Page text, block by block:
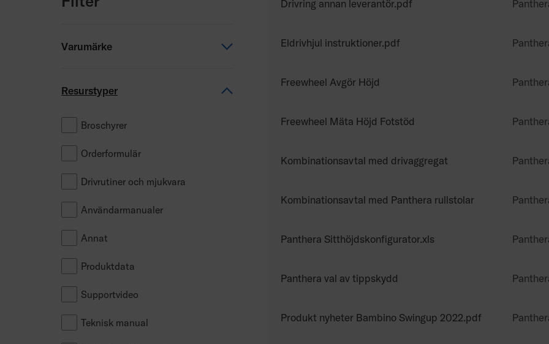
Varumärke
Resurstyper
Broschyrer
Orderformulär
Drivrutiner och mjukvara
Användarmanualer
Annat
Produktdata
Supportvideo
Teknisk manual
Drivring annan leverantör.pdf
Eldrivhjul instruktioner.pdf
Freewheel Avgör Höjd
Freewheel Mäta Höjd Fotstöd
Kombinationsavtal med drivaggregat
Kombinationsavtal med Panthera rullstolar
Panthera Sitthöjdskonfigurator.xls
Panthera val av tippskydd
Produkt nyheter Bambino Swingup 2022.pdf